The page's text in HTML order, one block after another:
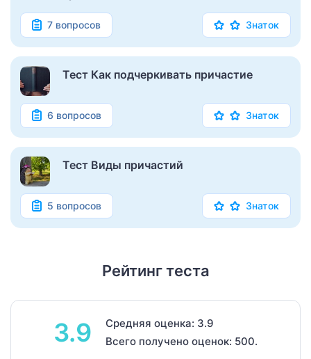
7 вопросов Знаток
Тест Как подчеркивать причастие
6 вопросов Знаток
Тест Виды причастий
5 вопросов Знаток
Рейтинг теста
3.9
Средняя оценка: 3.9
Всего получено оценок: 500.